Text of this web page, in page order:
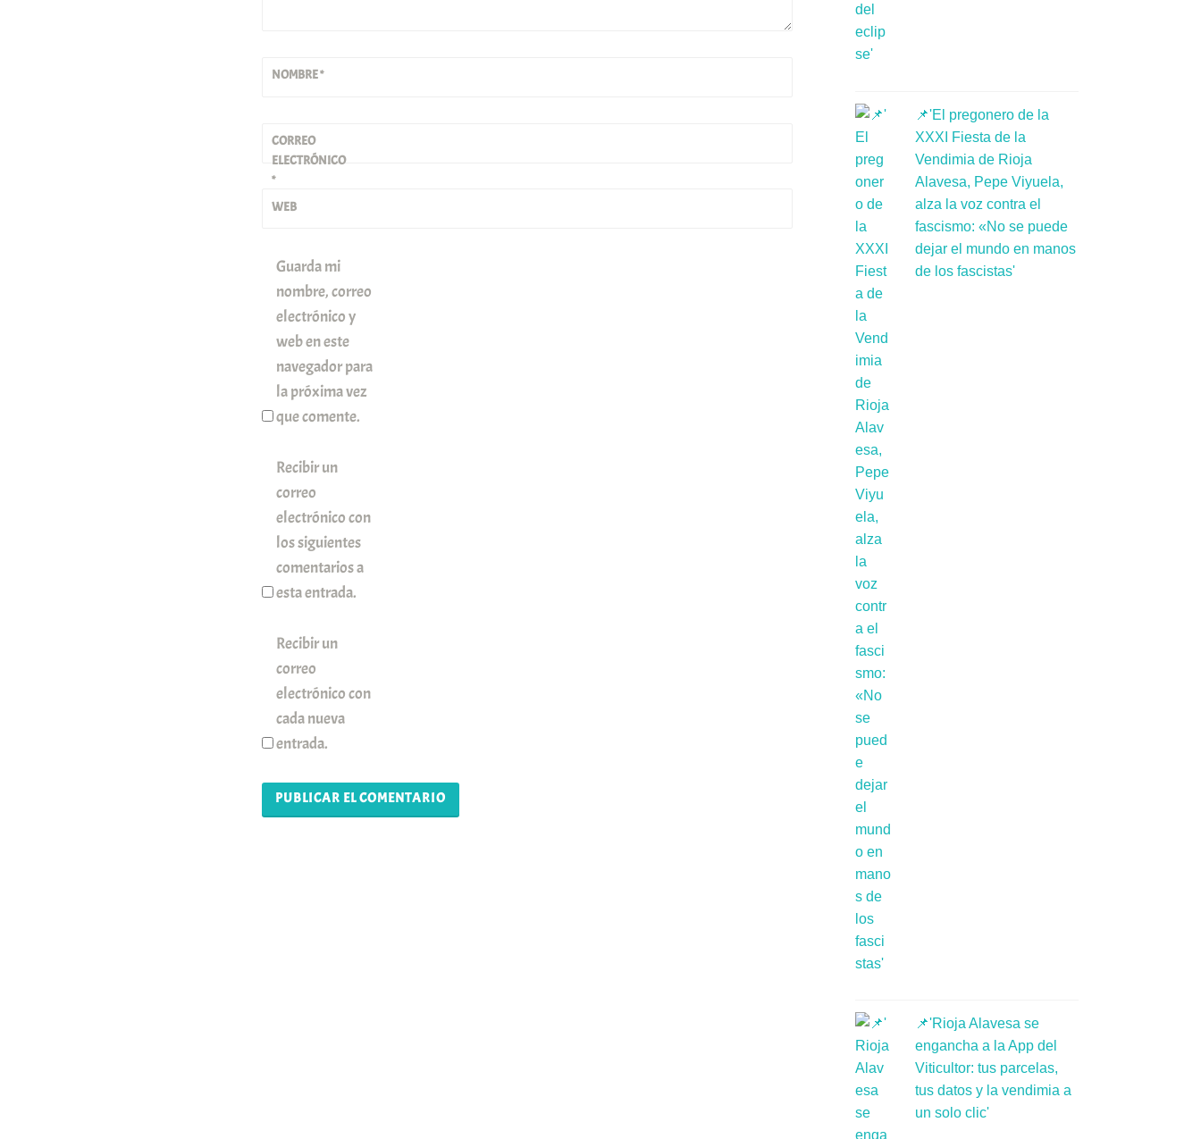
NOMBRE*
CORREO
ELECTRÓNICO
*
WEB
Guarda mi
nombre, correo
electrónico y
web en este
navegador para
la próxima vez
que comente.
Recibir un
correo
electrónico con
los siguientes
comentarios a
esta entrada.
Recibir un
correo
electrónico con
cada nueva
entrada.
📌'El pregonero de la
XXXI Fiesta de la
Vendimia de Rioja
Alavesa, Pepe Viyuela,
alza la voz contra el
fascismo: «No se puede
dejar el mundo en manos
de los fascistas'
📌'Rioja Alavesa se
engancha a la App del
Viticultor: tus parcelas,
tus datos y la vendimia a
un solo clic'